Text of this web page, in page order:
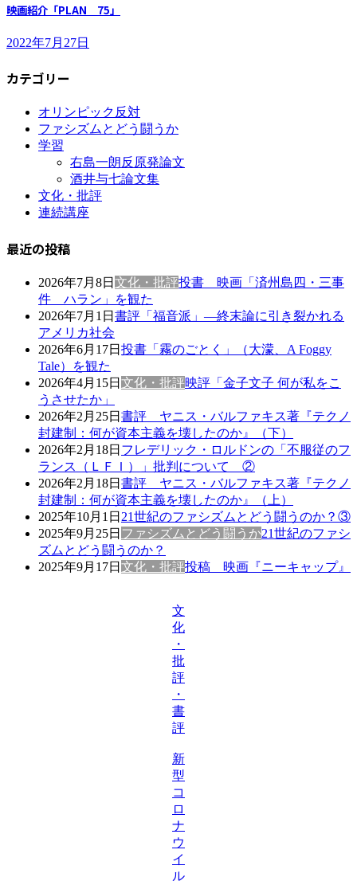
映画紹介「PLAN 75」
2022年7月27日
カテゴリー
オリンピック反対
ファシズムとどう闘うか
学習
右島一朗反原発論文
酒井与七論文集
文化・批評
連続講座
最近の投稿
2026年7月8日 文化・批評投書 映画「済州島四・三事
件 ハラン」を観た
2026年7月1日 書評「福音派」―終末論に引き裂かれる
アメリカ社会
2026年6月17日 投書「霧のごとく」（大濛、A Foggy
Tale）を観た
2026年4月15日 文化・批評映評「金子文子 何が私をこ
うさせたか」
2026年2月25日 書評 ヤニス・バルファキス著『テクノ
封建制：何が資本主義を壊したのか』（下）
2026年2月18日 フレデリック・ロルドンの「不服従のフ
ランス（ＬＦＩ）」批判について ②
2026年2月18日 書評 ヤニス・バルファキス著『テクノ
封建制：何が資本主義を壊したのか』（上）
2025年10月1日 21世紀のファシズムとどう闘うのか？③
2025年9月25日 ファシズムとどう闘うか21世紀のファシ
ズムとどう闘うのか？
2025年9月17日 文化・批評投稿 映画『ニーキャップ』
文
化
・
批
評
・
書
評
新
型
コ
ロ
ナ
ウ
イ
ル